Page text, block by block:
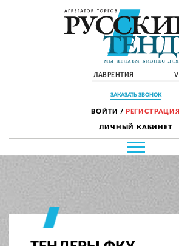
ЛАВРЕНТИЯ V
ЗАКАЗАТЬ ЗВОНОК
ВОЙТИ / РЕГИСТРАЦИЯ
ЛИЧНЫЙ КАБИНЕТ